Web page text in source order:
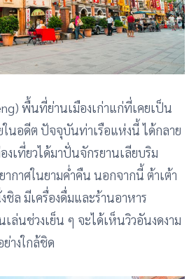
พื้นที่ย่านเมืองเก่าแก่ที่เคยเป็น
ในอดีต ปัจจุบันท่าเรือแห่งนี้ ได้กลาย
เที่ยวได้มาปั่นจักรยานเลียบริม
กาศในยามค่ำคืน นอกจากนี้ ต้าเต้า
ชิล มีเครื่องดื่มและร้านอาหาร
ล่นช่วงเย็น ๆ จะได้เห็นวิวอันงดงาม
างใกล้ชิด